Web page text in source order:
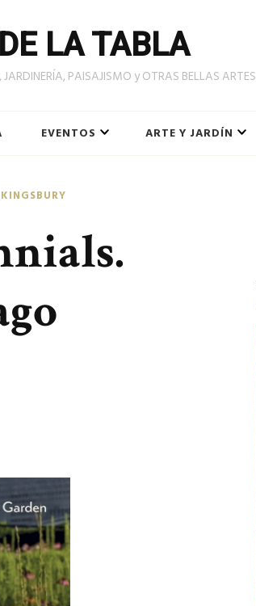
LA TABLA
PAISAJISMO y OTRAS BELLAS ARTES
EVENTOS ARTE Y JARDÍN